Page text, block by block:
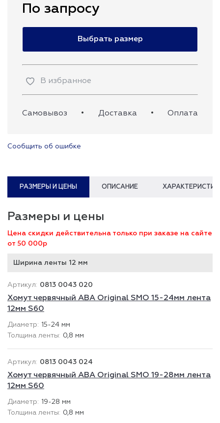
По запросу
Выбрать размер
В избранное
Самовывоз • Доставка • Оплата
Сообщить об ошибке
РАЗМЕРЫ И ЦЕНЫ ОПИСАНИЕ
Размеры и цены
Цена скидки действительна только при заказе на сайте
от 50 000р
Ширина ленты 12 мм
0813 0043 020
Хомут червячный ABA Original SMO 15-24мм лента
12мм S60
15-24 мм
0,8 мм
0813 0043 024
Хомут червячный ABA Original SMO 19-28мм лента
12мм S60
19-28 мм
0,8 мм